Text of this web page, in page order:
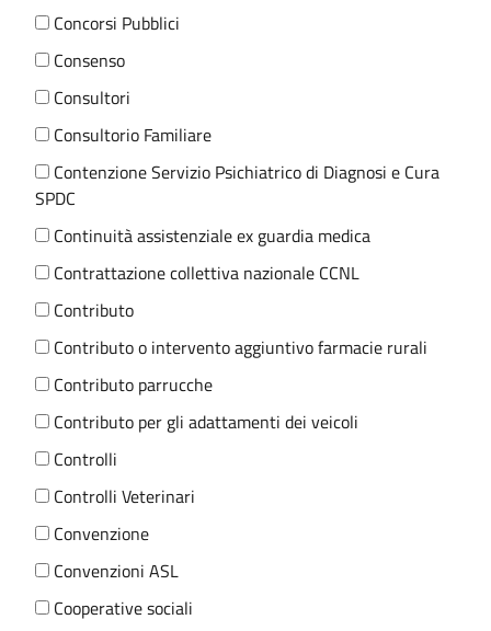
Concorsi Pubblici
Consenso
Consultori
Consultorio Familiare
SPDC
Continuità assistenziale ex guardia medica
Contrattazione collettiva nazionale CCNL
Contributo
Contributo o intervento aggiuntivo farmacie rurali
Contributo parrucche
Contributo per gli adattamenti dei veicoli
Controlli
Controlli Veterinari
Convenzione
Convenzioni ASL
Cooperative sociali